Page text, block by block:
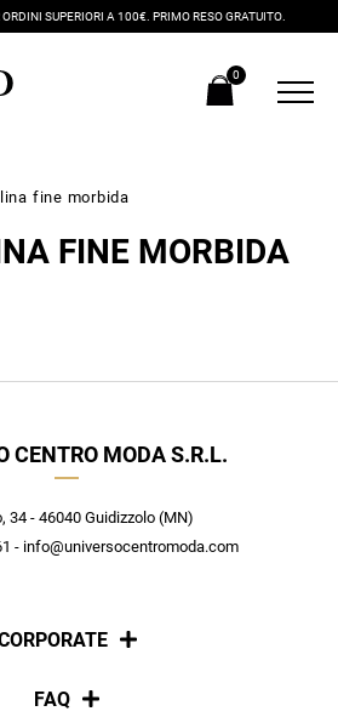
SUPERIORI A 100€. PRIMO RESO GRATUITO.
0
fine morbida
FINE MORBIDA
CENTRO MODA S.R.L.
34 - 46040 Guidizzolo (MN)
- info@universocentromoda.com
Chi siamo
FAQ
con lo sconto del 20% su tutti i
utilizzabile anche in negozio!
le offerte in esclusiva a te riservate.